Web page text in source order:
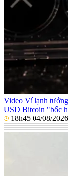
Video Ví lạnh
USD Bitcoin "bốc
18h45 04/08/2026